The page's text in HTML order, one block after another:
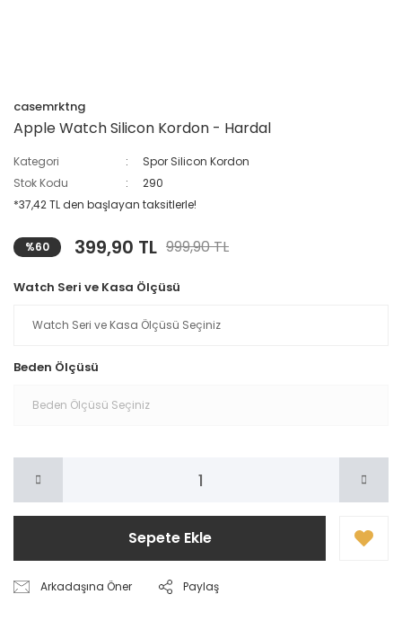
casemrktng
Apple Watch Silicon Kordon - Hardal
Kategori
Spor Silicon Kordon
Stok Kodu
290
*37,42 TL den başlayan taksitlerle!
%60 399,90 TL 999,90 TL
Watch Seri ve Kasa Ölçüsü
Beden Ölçüsü
Sepete Ekle
Arkadaşına Öner Paylaş